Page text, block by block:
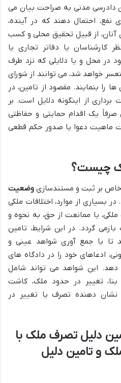
۱۴۹ قانون آیین دادرسی مدنی به صراحت بیان می
احتمال دهند که در آینده،
آنان، از قبیل تحقیق محلی و کسب
کارشناسان یا دفاتر تجاری یا
در محل و یا دلایلی که نزد طرف
خواهد شد، می توانند از شورای
را بنمایند. مقصود از تامین، در
از اینگونه دلایل است. بر
یک اقدام حمایتی و حفاظتی
ماهیت دعوا یا صدور حکم قطعی
چیست؟
بر ثبت و مستندسازی وضعیت
در بسیاری از موارد، اختلافات ملکی
یا ممانعت از حق، به نحوه و
گردد. در این شرایط، تامین
تا با جمع آوری شواهد عینی و
ادعاهای خود را در دادگاه های
این شواهد می تواند شامل
تغییر در حدود ملک، کاشت
دهنده تصرف یا تغییر در
دلیل تصرف ملک با
و تامین دلیل